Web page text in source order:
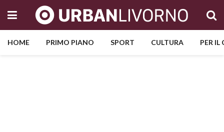
HOME PRIMO PIANO SPORT CULTURA PER